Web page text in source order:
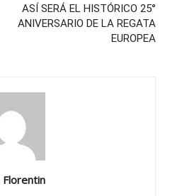
ASÍ SERÁ EL HISTÓRICO 25°
ANIVERSARIO DE LA REGATA
EUROPEA
Florentin